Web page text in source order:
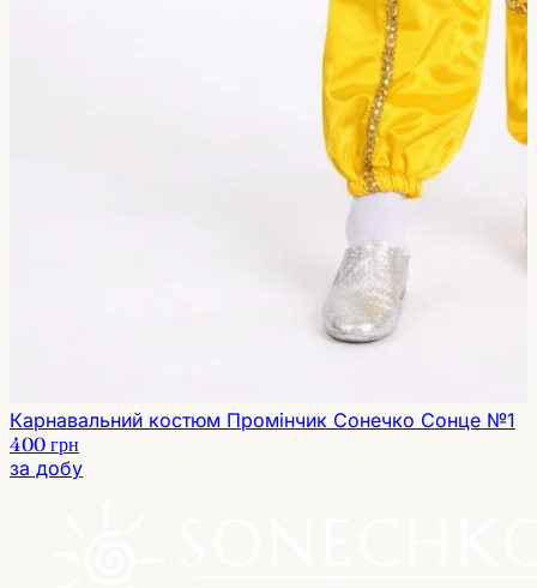
Карнавальний костюм Промінчик Сонечко Сонце №1
400 грн
за добу